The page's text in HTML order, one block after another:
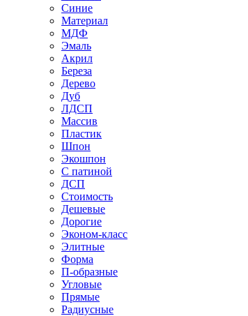
Синие
Материал
МДФ
Эмаль
Акрил
Береза
Дерево
Дуб
ЛДСП
Массив
Пластик
Шпон
Экошпон
С патиной
ДСП
Стоимость
Дешевые
Дорогие
Эконом-класс
Элитные
Форма
П-образные
Угловые
Прямые
Радиусные